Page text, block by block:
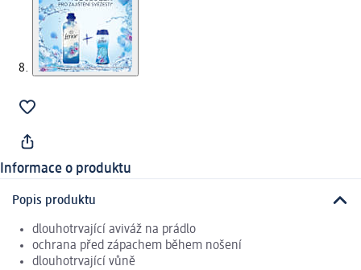
Informace o produktu
Popis produktu
dlouhotrvající aviváž na prádlo
ochrana před zápachem během nošení
dlouhotrvající vůně